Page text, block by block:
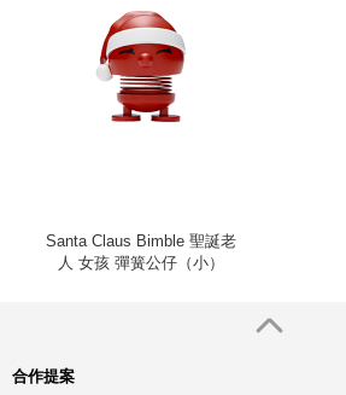
Santa Claus Bimble 聖誕老
人 女孩 彈簧公仔（小）
合作提案